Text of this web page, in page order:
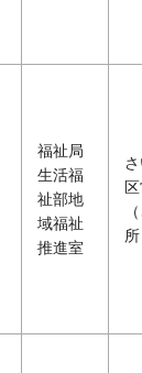
福祉局
生活福
祉部地
域福祉
推進室
所